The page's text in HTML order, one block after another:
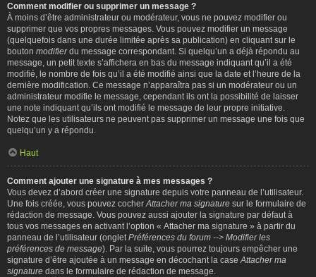
Comment modifier ou supprimer un message ?
À moins d’être administrateur ou modérateur, vous ne pouvez modifier ou
supprimer que vos propres messages. Vous pouvez modifier un message
(quelquefois dans une durée limitée après sa publication) en cliquant sur le
bouton modifierdu message correspondant. Si quelqu’un a déjà répondu au
message, un petit texte s’affichera en bas du message indiquant qu’il a été
modifié, le nombre de fois qu’il a été modifié ainsi que la date et l’heure de la
dernière modification. Ce message n’apparaîtra pas si un modérateur ou un
administrateur modifie le message, cependant ils ont la possibilité de laisser
une note indiquant qu’ils ont modifié le message de leur propre initiative.
Notez que les utilisateurs ne peuvent pas supprimer un message une fois que
quelqu’un y a répondu.
Haut
Comment ajouter une signature à mes messages ?
Vous devez d’abord créer une signature depuis votre panneau de l’utilisateur.
Une fois créée, vous pouvez cocher Attacher ma signature sur le formulaire de
rédaction de message. Vous pouvez aussi ajouter la signature par défaut à
tous vos messages en activant l’option « Attacher ma signature » à partir du
panneau de l’utilisateur (onglet Préférences du forum --> Modifier les
préférences de message). Par la suite, vous pourrez toujours empêcher une
signature d’être ajoutée à un message en décochant la case Attacher ma
signature dans le formulaire de rédaction de message.